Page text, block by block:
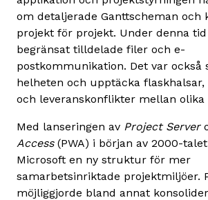
om detaljerade Ganttscheman och
projekt för projekt. Under denna
begränsat tilldelade filer och e-
postkommunikation. Det var också
helheten och upptäcka
och leveranskonflikter mellan olika
Med lanseringen av Project Server
Access(PWA) i början av 2000-
Microsoft en ny struktur för mer
samarbetsinriktade projektmiljöer.
möjliggjorde bland annat